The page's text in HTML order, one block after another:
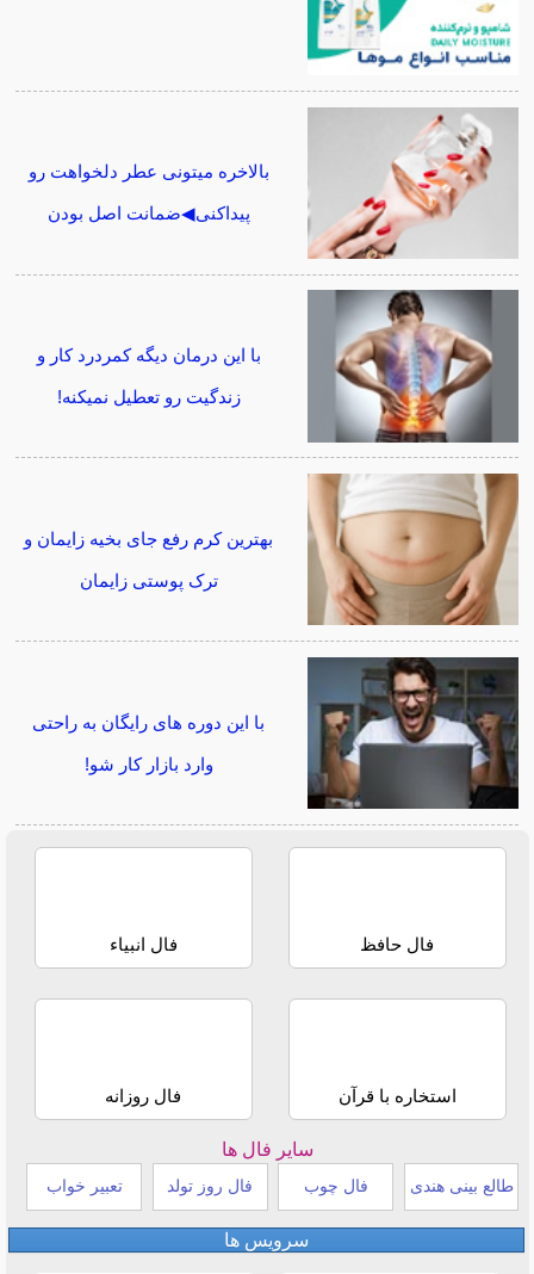
بالاخره میتونی عطر دلخواهت رو
پیداکنی◀ضمانت اصل بودن
با این درمان دیگه کمردرد کار و
زندگیت رو تعطیل نمیکنه!
بهترین کرم رفع جای بخیه زایمان و
ترک پوستی زایمان
با این دوره های رایگان به راحتی
وارد بازار کار شو!
فال حافظ فال انبیاء
استخاره با قرآن فال روزانه
سایر فال ها
طالع بینی هندی فال چوب فال روز تولد تعبیر خواب
سرویس ها